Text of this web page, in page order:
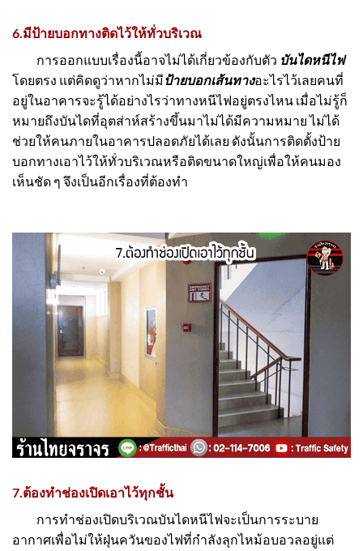
6.มีป้ายบอกทางติดไว้ให้ทั่วบริเวณ
การออกแบบเรื่องนี้อาจไม่ได้เกี่ยวข้องกับตัว บันไดหนีไฟ
โดยตรง แต่คิดดูว่าหากไม่มีป้ายบอกเส้นทางอะไรไว้เลยคนที่
อยู่ในอาคารจะรู้ได้อย่างไรว่าทางหนีไฟอยู่ตรงไหน เมื่อไม่รู้ก็
หมายถึงบันไดที่อุตส่าห์สร้างขึ้นมาไม่ได้มีความหมาย ไม่ได้
ช่วยให้คนภายในอาคารปลอดภัยได้เลย ดังนั้นการติดตั้งป้าย
บอกทางเอาไว้ให้ทั่วบริเวณหรือติดขนาดใหญ่เพื่อให้คนมอง
เห็นชัด ๆ จึงเป็นอีกเรื่องที่ต้องทำ
7.ต้องทำช่องเปิดเอาไว้ทุกชั้น
การทำช่องเปิดบริเวณบันไดหนีไฟจะเป็นการระบาย
อากาศเพื่อไม่ให้ฝุ่นควันของไฟที่กำลังลุกไหม้อบอวลอยู่แต่